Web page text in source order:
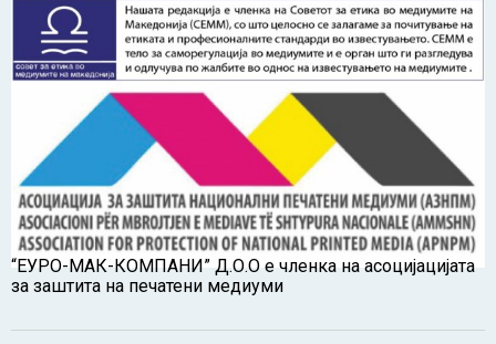
“ЕУРО-МАК-КОМПАНИ” Д.О.О е членка на асоцијацијата
за заштита на печатени медиуми